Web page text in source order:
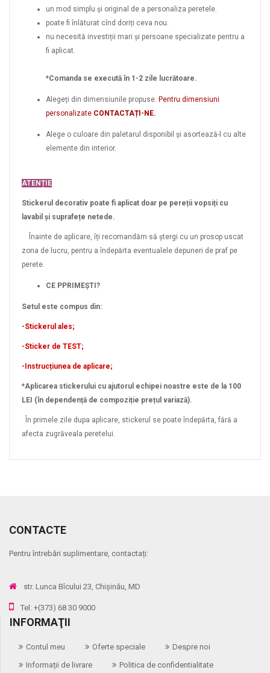
un mod simplu și original de a personaliza peretele.
poate fi înlăturat cînd doriți ceva nou.
nu necesită investiții mari și persoane specializate pentru a
fi aplicat.
*Comanda se execută în 1-2 zile lucrătoare.
Alegeți din dimensiunile propuse. Pentru dimensiuni
personalizate CONTACTAȚI-NE.
Alege o culoare din paletarul disponibil și asortează-l cu alte
elemente din interior.
ATENȚIE
Stickerul decorativ poate fi aplicat doar pe pereții vopsiți cu
lavabil și suprafețe netede.
Înainte de aplicare, îți recomandăm să ștergi cu un prosop uscat
zona de lucru, pentru a îndepărta eventualele depuneri de praf pe
perete.
CE PPRIMEȘTI?
Setul este compus din:
-Stickerul ales;
-Sticker de TEST;
-Instrucțiunea de aplicare;
*Aplicarea stickerului cu ajutorul echipei noastre este de la 100
LEI (în dependență de compoziție prețul variază).
În primele zile dupa aplicare, stickerul se poate îndepărta, fără a
afecta zugrăveala peretelui.
CONTACTE
Pentru întrebări suplimentare, contactați:
str. Lunca Bîcului 23, Chișinău, MD
Tel: +(373) 68 30 9000
INFORMAŢII
Contul meu Oferte speciale
Despre noi
Informații de livrare
Politica de confidentialitate